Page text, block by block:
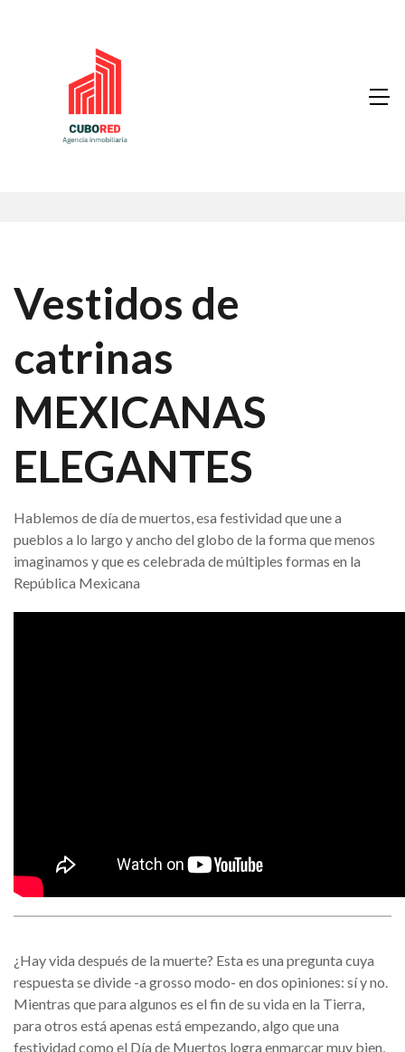
Vestidos de
catrinas
MEXICANAS
ELEGANTES
Hablemos de día de muertos, esa festividad que une a
pueblos a lo largo y ancho del globo de la forma que menos
imaginamos y que es celebrada de múltiples formas en la
República Mexicana
¿Hay vida después de la muerte? Esta es una pregunta cuya
respuesta se divide -a grosso modo- en dos opiniones: sí y no.
Mientras que para algunos es el fin de su vida en la Tierra,
para otros está apenas está empezando, algo que una
festividad como el Día de Muertos logra enmarcar muy bien,